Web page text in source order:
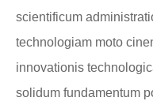
scientificum
technologiam moto
innovationis
solidum fundamentum